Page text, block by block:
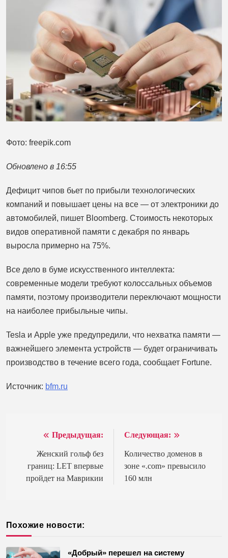
Фото: freepik.com
Обновлено в 16:55
Дефицит чипов бьет по прибыли технологических
компаний и повышает цены на все — от электроники до
автомобилей, пишет Bloomberg. Стоимость некоторых
видов оперативной памяти с декабря по январь
выросла примерно на 75%.
Все дело в буме искусственного интеллекта:
современные модели требуют колоссальных объемов
памяти, поэтому производители переключают мощности
на наиболее прибыльные чипы.
Tesla и Apple уже предупредили, что нехватка памяти —
важнейшего элемента устройств — будет ограничивать
производство в течение всего года, сообщает Fortune.
Источник: bfm.ru
Навигация
записям
Предыдущая:
Женский гольф без
границ: LET впервые
пройдет на Маврикии
Следующая:
Количество доменов в
зоне «.com» превысило
160 млн
Похожие новости:
«Добрый» перешел на систему